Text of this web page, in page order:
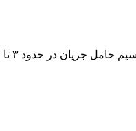
مسیر اجسامی قرار دارند که ربات باید آن‌ها را تشخیص دهد و جمع آوری کند.